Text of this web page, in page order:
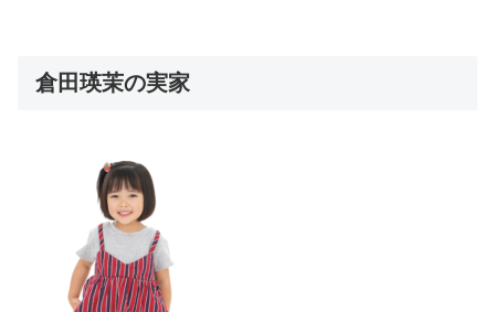
倉田瑛茉の実家